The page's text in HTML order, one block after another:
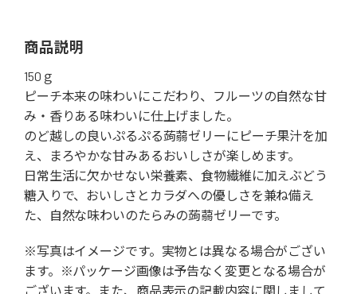
商品説明
150ｇ
ピーチ本来の味わいにこだわり、フルーツの自然な甘
み・香りある味わいに仕上げました。
のど越しの良いぷるぷる蒟蒻ゼリーにピーチ果汁を加
え、まろやかな甘みあるおいしさが楽しめます。
日常生活に欠かせない栄養素、食物繊維に加えぶどう
糖入りで、おいしさとカラダへの優しさを兼ね備え
た、自然な味わいのたらみの蒟蒻ゼリーです。
※写真はイメージです。実物とは異なる場合がござい
ます。※パッケージ画像は予告なく変更となる場合が
ございます。また、商品表示の記載内容に関しまして